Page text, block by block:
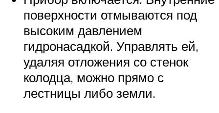
поверхности отмываются под
высоким давлением
гидронасадкой. Управлять ей,
удаляя отложения со стенок
колодца, можно прямо с
лестницы либо земли.